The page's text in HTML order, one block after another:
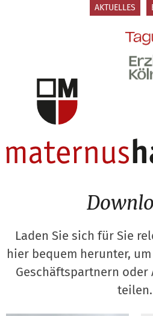
Zum Inhalt springenAKTUELLES
Laden Sie sich für Sie
hier bequem herunter,
Geschäftspartnern oder
teilen.